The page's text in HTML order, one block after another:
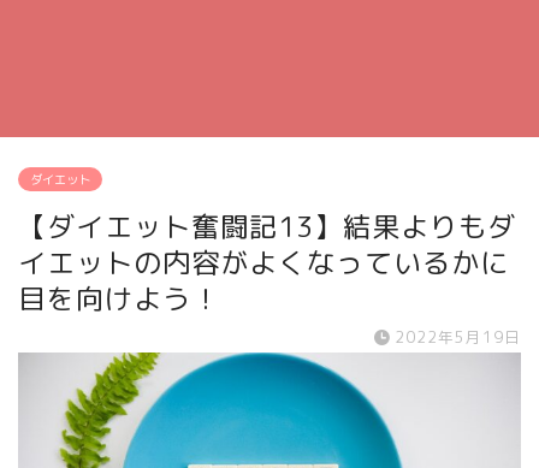
ダイエット
【ダイエット奮闘記13】結果よりもダ
イエットの内容がよくなっているかに
目を向けよう！
2022年5月19日